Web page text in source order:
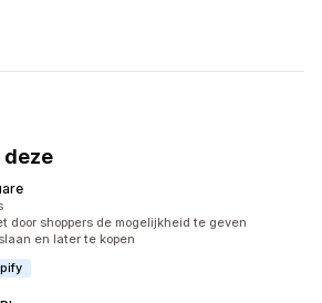
deze
door shoppers de mogelijkheid te geven
en later te kopen